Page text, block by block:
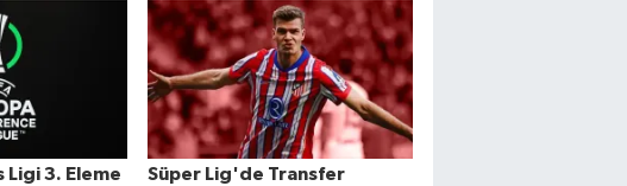
Ligi 3. Eleme
Süper Lig'de Transfer